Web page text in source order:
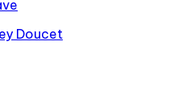
Doucet